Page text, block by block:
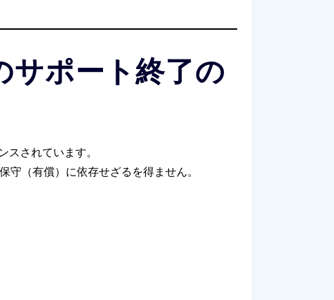
ポート終了の
されています。
（有償）に依存せざるを得ません。